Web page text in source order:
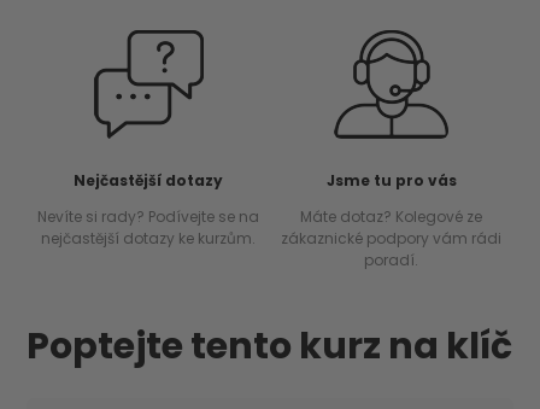
Nejčastější dotazy
Nevíte si rady? Podívejte se na
nejčastější dotazy ke kurzům.
Jsme tu pro vás
Máte dotaz? Kolegové ze
zákaznické podpory vám rádi
poradí.
Poptejte tento kurz na klíč